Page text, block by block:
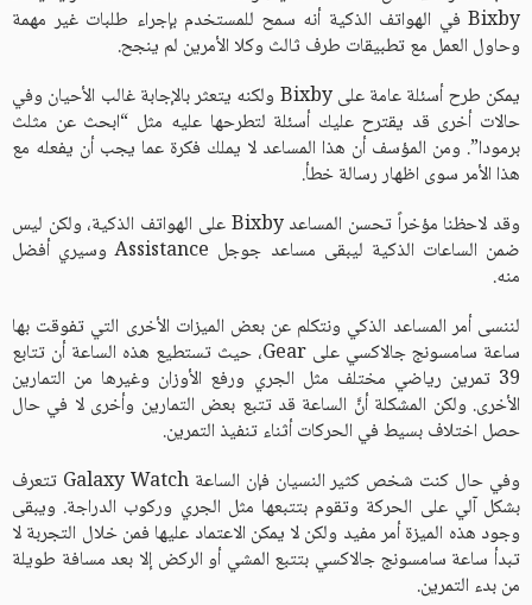
Bixby في الهواتف الذكية أنه سمح للمستخدم بإجراء طلبات غير مهمة
وحاول العمل مع تطبيقات طرف ثالث وكلا الأمرين لم ينجح.
يمكن طرح أسئلة عامة على Bixby ولكنه يتعثر بالإجابة غالب الأحيان وفي
حالات أخرى قد يقترح عليك أسئلة لتطرحها عليه مثل “ابحث عن مثلث
برمودا”. ومن المؤسف أن هذا المساعد لا يملك فكرة عما يجب أن يفعله مع
هذا الأمر سوى اظهار رسالة خطأ.
وقد لاحظنا مؤخراً تحسن المساعد Bixby على الهواتف الذكية، ولكن ليس
ضمن الساعات الذكية ليبقى مساعد جوجل Assistance وسيري أفضل
منه.
لننسى أمر المساعد الذكي ونتكلم عن بعض الميزات الأخرى التي تفوقت بها
ساعة سامسونج جالاكسي على Gear، حيث تستطيع هذه الساعة أن تتابع
39 تمرين رياضي مختلف مثل الجري ورفع الأوزان وغيرها من التمارين
الأخرى. ولكن المشكلة أنَّ الساعة قد تتبع بعض التمارين وأخرى لا في حال
حصل اختلاف بسيط في الحركات أثناء تنفيذ التمرين.
وفي حال كنت شخص كثير النسيان فإن الساعة Galaxy Watch تتعرف
بشكل آلي على الحركة وتقوم بتتبعها مثل الجري وركوب الدراجة. ويبقى
وجود هذه الميزة أمر مفيد ولكن لا يمكن الاعتماد عليها فمن خلال التجربة لا
تبدأ ساعة سامسونج جالاكسي بتتبع المشي أو الركض إلا بعد مسافة طويلة
من بدء التمرين.